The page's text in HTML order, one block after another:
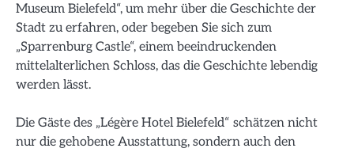
Museum Bielefeld“, um mehr über die Geschichte der
Stadt zu erfahren, oder begeben Sie sich zum
„Sparrenburg Castle“, einem beeindruckenden
mittelalterlichen Schloss, das die Geschichte lebendig
werden lässt.
Die Gäste des „Légère Hotel Bielefeld“ schätzen nicht
nur die gehobene Ausstattung, sondern auch den